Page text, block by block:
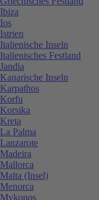
Ibiza
Ios
Istrien
Italienische Inseln
Italienisches Festland
Jandia
Kanarische Inseln
Karpathos
Korfu
Korsika
Kreta
La Palma
Lanzarote
Madeira
Mallorca
Malta (Insel)
Menorca
Mykonos